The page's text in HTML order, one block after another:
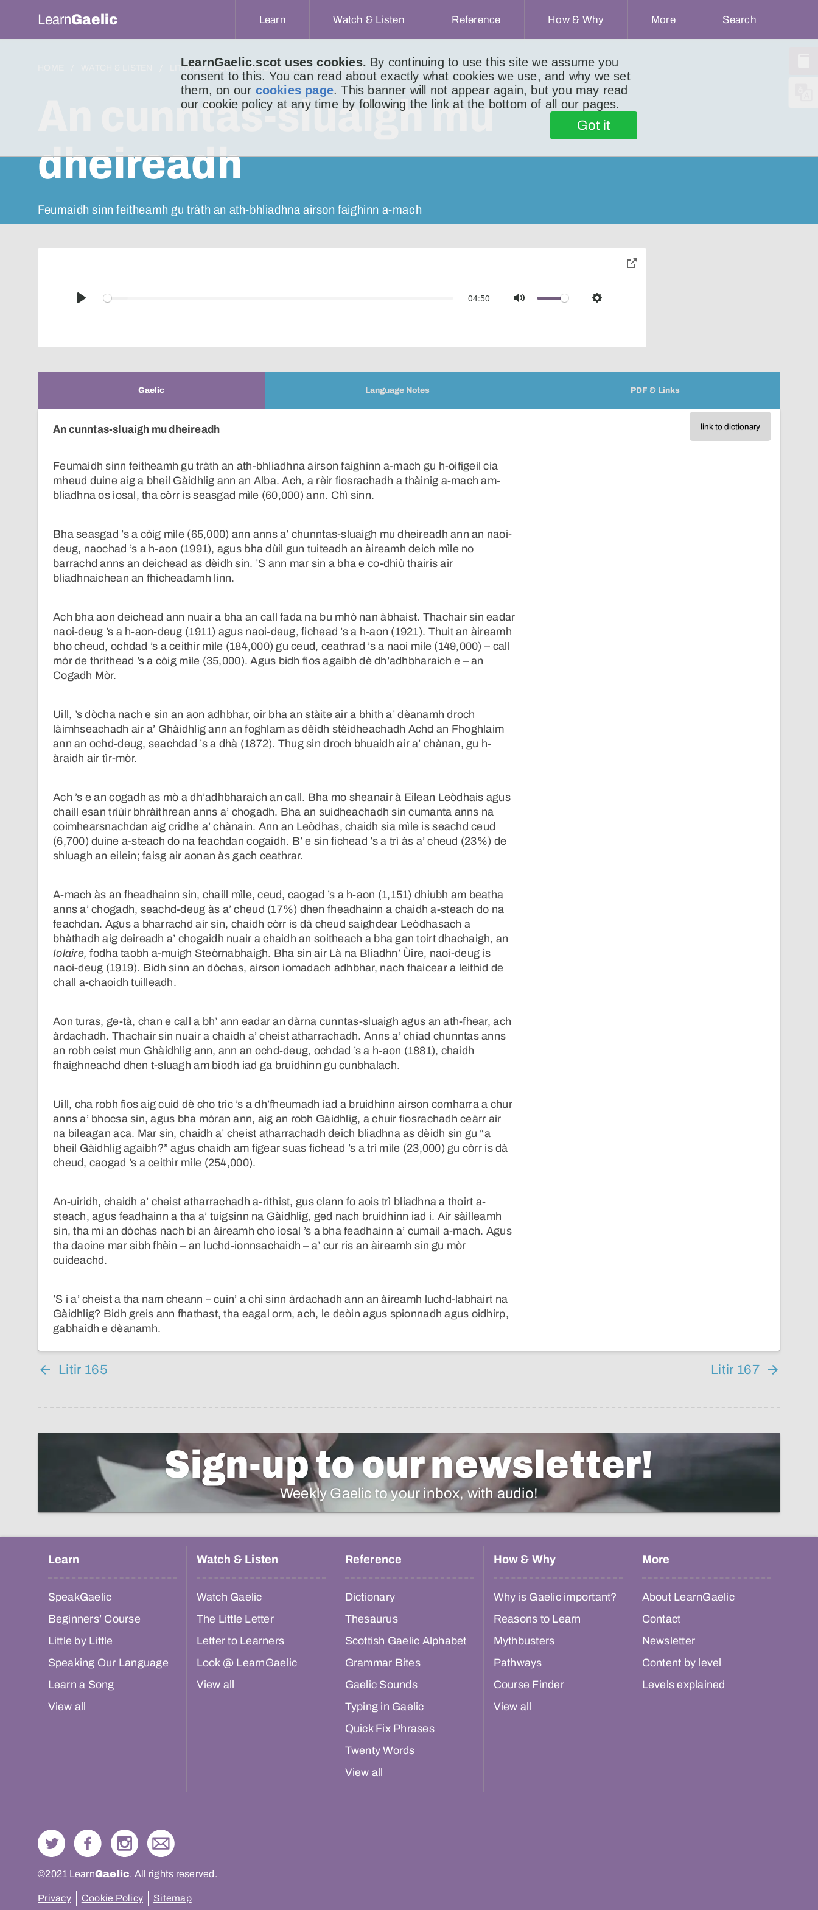
LearnGaelic.scot uses cookies. By continuing to use this site we assume you
consent to this. You can read about exactly what cookies we use, and why we set
them, on our cookies page. This banner will not appear again, but you may read
our cookie policy at any time by following the link at the bottom of all our pages.
Got it
LearnGaelic Learn Watch & Listen Reference How & Why More Search
LITIR DO LUCHD-IONNSACHAIDH LITIR 166
An cunntas-sluaigh mu
dheireadh
Feumaidh sinn feitheamh gu tràth an ath-bhliadhna airson faighinn a-mach
Play
04:50
Mute Settings
toggle
Gaelic Language Notes PDF & Links
link to dictionary
An cunntas-sluaigh mu dheireadh
Feumaidh sinn feitheamh gu tràth an ath-bhliadhna airson faighinn a-mach gu h-oifigeil cia
mheud duine aig a bheil Gàidhlig ann an Alba. Ach, a rèir fiosrachadh a thàinig a-mach am-
bliadhna os ìosal, tha còrr is seasgad mìle (60,000) ann. Chì sinn.
Bha seasgad ’s a còig mìle (65,000) ann anns a’ chunntas-sluaigh mu dheireadh ann an naoi-
deug, naochad ’s a h-aon (1991), agus bha dùil gun tuiteadh an àireamh deich mìle no
barrachd anns an deichead as dèidh sin. ’S ann mar sin a bha e co-dhiù thairis air
bliadhnaichean an fhicheadamh linn.
Ach bha aon deichead ann nuair a bha an call fada na bu mhò nan àbhaist. Thachair sin eadar
naoi-deug ’s a h-aon-deug (1911) agus naoi-deug, fichead ’s a h-aon (1921). Thuit an àireamh
bho cheud, ochdad ’s a ceithir mìle (184,000) gu ceud, ceathrad ’s a naoi mile (149,000) – call
mòr de thrithead ’s a còig mìle (35,000). Agus bidh fios agaibh dè dh’adhbharaich e – an
Cogadh Mòr.
Uill, ’s dòcha nach e sin an aon adhbhar, oir bha an stàite air a bhith a’ dèanamh droch
làimhseachadh air a’ Ghàidhlig ann an foghlam as dèidh stèidheachadh Achd an Fhoghlaim
ann an ochd-deug, seachdad ’s a dhà (1872). Thug sin droch bhuaidh air a’ chànan, gu h-
àraidh air tìr-mòr.
Ach ’s e an cogadh as mò a dh’adhbharaich an call. Bha mo sheanair à Eilean Leòdhais agus
chaill esan triùir bhràithrean anns a’ chogadh. Bha an suidheachadh sin cumanta anns na
coimhearsnachdan aig cridhe a’ chànain. Ann an Leòdhas, chaidh sia mìle is seachd ceud
(6,700) duine a-steach do na feachdan cogaidh. B’ e sin fichead ’s a trì às a’ cheud (23%) de
shluagh an eilein; faisg air aonan às gach ceathrar.
A-mach às an fheadhainn sin, chaill mìle, ceud, caogad ’s a h-aon (1,151) dhiubh am beatha
anns a’ chogadh, seachd-deug às a’ cheud (17%) dhen fheadhainn a chaidh a-steach do na
feachdan. Agus a bharrachd air sin, chaidh còrr is dà cheud saighdear Leòdhasach a
bhàthadh aig deireadh a’ chogaidh nuair a chaidh an soitheach a bha gan toirt dhachaigh, an
Iolaire, fodha taobh a-muigh Steòrnabhaigh. Bha sin air Là na Bliadhn’ Ùire, naoi-deug is
naoi-deug (1919). Bidh sinn an dòchas, airson iomadach adhbhar, nach fhaicear a leithid de
chall a-chaoidh tuilleadh.
Aon turas, ge-tà, chan e call a bh’ ann eadar an dàrna cunntas-sluaigh agus an ath-fhear, ach
àrdachadh. Thachair sin nuair a chaidh a’ cheist atharrachadh. Anns a’ chiad chunntas anns
an robh ceist mun Ghàidhlig ann, ann an ochd-deug, ochdad ’s a h-aon (1881), chaidh
fhaighneachd dhen t-sluagh am biodh iad ga bruidhinn gu cunbhalach.
Uill, cha robh fios aig cuid dè cho tric ’s a dh’fheumadh iad a bruidhinn airson comharra a chur
anns a’ bhocsa sin, agus bha mòran ann, aig an robh Gàidhlig, a chuir fiosrachadh ceàrr air
na bileagan aca. Mar sin, chaidh a’ cheist atharrachadh deich bliadhna as dèidh sin gu “a
bheil Gàidhlig agaibh?” agus chaidh am figear suas fichead ’s a trì mìle (23,000) gu còrr is dà
cheud, caogad ’s a ceithir mìle (254,000).
An-uiridh, chaidh a’ cheist atharrachadh a-rithist, gus clann fo aois trì bliadhna a thoirt a-
steach, agus feadhainn a tha a’ tuigsinn na Gàidhlig, ged nach bruidhinn iad i. Air sàilleamh
sin, tha mi an dòchas nach bi an àireamh cho ìosal ’s a bha feadhainn a’ cumail a-mach. Agus
tha daoine mar sibh fhèin – an luchd-ionnsachaidh – a’ cur ris an àireamh sin gu mòr
cuideachd.
’S i a’ cheist a tha nam cheann – cuin’ a chì sinn àrdachadh ann an àireamh luchd-labhairt na
Gàidhlig? Bidh greis ann fhathast, tha eagal orm, ach, le deòin agus spionnadh agus oidhirp,
gabhaidh e dèanamh.
Litir 165 Litir 167
Sign-up to our newsletter!
Weekly Gaelic to your inbox, with audio!
Learn
SpeakGaelic
Beginners’ Course
Little by Little
Speaking Our Language
Learn a Song
View all
Watch & Listen
Watch Gaelic
The Little Letter
Letter to Learners
Look @ LearnGaelic
View all
Reference
Dictionary
Thesaurus
Scottish Gaelic Alphabet
Grammar Bites
Gaelic Sounds
Typing in Gaelic
Quick Fix Phrases
Twenty Words
View all
How & Why
Why is Gaelic important?
Reasons to Learn
Mythbusters
Pathways
Course Finder
View all
More
About LearnGaelic
Contact
Newsletter
Content by level
Levels explained
©2021 LearnGaelic. All rights reserved.
Privacy Cookie Policy Sitemap